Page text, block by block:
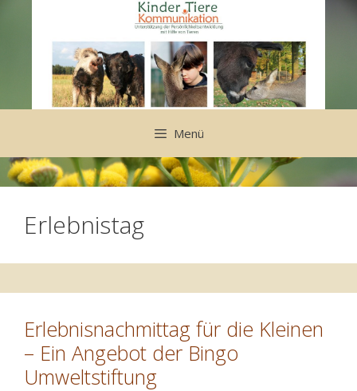
Menü
Erlebnistag
Erlebnisnachmittag für die Kleinen
– Ein Angebot der Bingo
Umweltstiftung